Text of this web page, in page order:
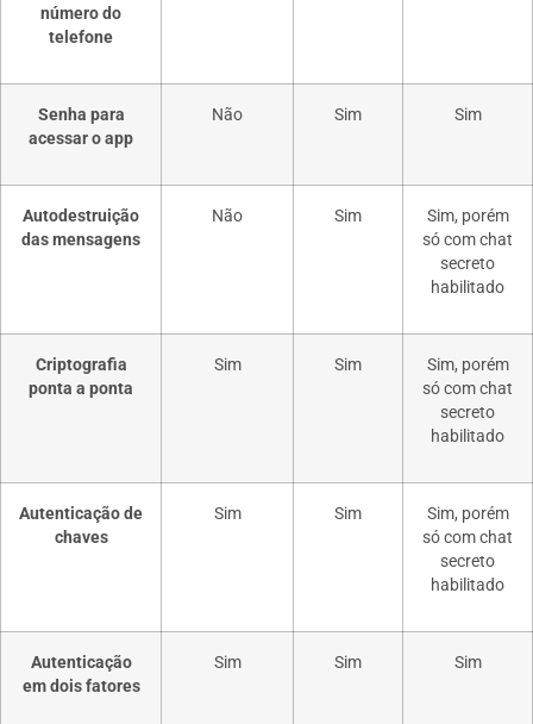
número do
telefone
Senha para
acessar o app
Não Sim Sim
Autodestruição
das mensagens
Não Sim
Sim, porém
só com chat
secreto
habilitado
Criptografia
ponta a ponta
Sim Sim
Sim, porém
só com chat
secreto
habilitado
Autenticação de
chaves
Sim Sim
Sim, porém
só com chat
secreto
habilitado
Autenticação
em dois fatores
Sim Sim Sim